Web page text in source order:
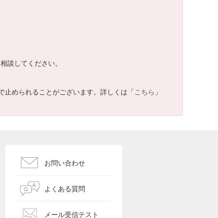
談してください。
められることがございます。詳しくは「こちら 」
お問い合わせ
よくある質問
メール受信テスト